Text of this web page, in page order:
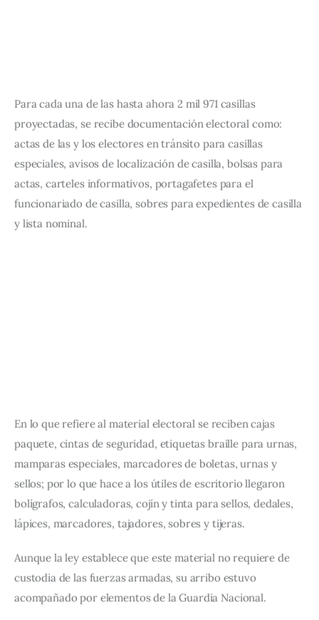
Para cada una de las hasta ahora 2 mil 971 casillas
proyectadas, se recibe documentación electoral como:
actas de las y los electores en tránsito para casillas
especiales, avisos de localización de casilla, bolsas para
actas, carteles informativos, portagafetes para el
funcionariado de casilla, sobres para expedientes de casilla
y lista nominal.
En lo que refiere al material electoral se reciben cajas
paquete, cintas de seguridad, etiquetas braille para urnas,
mamparas especiales, marcadores de boletas, urnas y
sellos; por lo que hace a los útiles de escritorio llegaron
bolígrafos, calculadoras, cojín y tinta para sellos, dedales,
lápices, marcadores, tajadores, sobres y tijeras.
Aunque la ley establece que este material no requiere de
custodia de las fuerzas armadas, su arribo estuvo
acompañado por elementos de la Guardia Nacional.